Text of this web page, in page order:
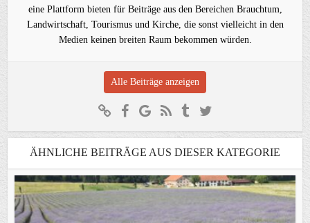
eine Plattform bieten für Beiträge aus den Bereichen Brauchtum,
Landwirtschaft, Tourismus und Kirche, die sonst vielleicht in den
Medien keinen breiten Raum bekommen würden.
Alle Beiträge anzeigen
ÄHNLICHE BEITRÄGE AUS DIESER KATEGORIE